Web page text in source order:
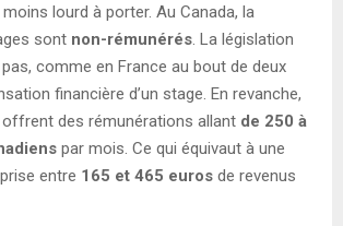
moins lourd à porter. Au Canada, la
sont non-rémunérés. La législation
comme en France au bout de deux
financière d’un stage. En revanche,
des rémunérations allant de 250 à
par mois. Ce qui équivaut à une
entre 165 et 465 euros de revenus